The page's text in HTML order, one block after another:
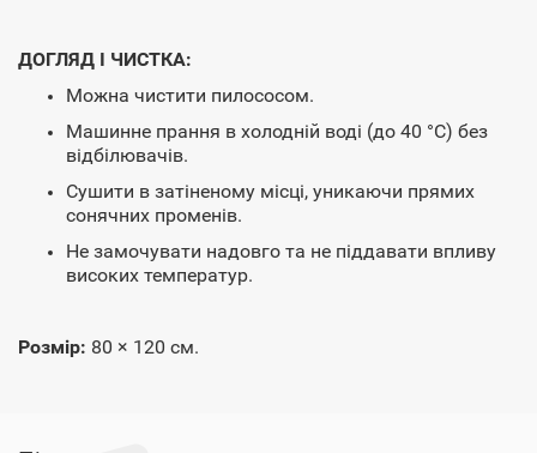
ДОГЛЯД І ЧИСТКА:
Можна чистити пилососом.
Машинне прання в холодній воді (до 40 °C) без
відбілювачів.
Сушити в затіненому місці, уникаючи прямих
сонячних променів.
Не замочувати надовго та не піддавати впливу
високих температур.
Розмір: 80 × 120 см.